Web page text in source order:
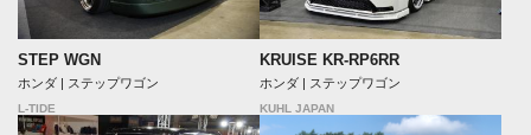
STEP WGN
ホンダ | ステップワゴン
L-TIDE
KRUISE KR-RP6RR
ホンダ | ステップワゴン
KUHL JAPAN